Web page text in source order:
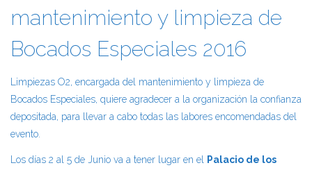
mantenimiento y limpieza de
Bocados Especiales 2016
Limpiezas O2, encargada del mantenimiento y limpieza de
Bocados Especiales, quiere agradecer a la organización la confianza
depositada, para llevar a cabo todas las labores encomendadas del
evento.
Los días 2 al 5 de Junio va a tener lugar en el
Palacio de los